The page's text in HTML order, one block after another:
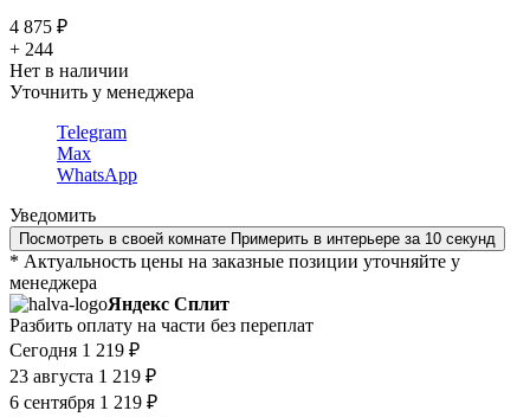
4 875 ₽
+ 244
Нет в наличии
Уточнить у менеджера
Telegram
Max
WhatsApp
Уведомить
Посмотреть в своей комнате Примерить в интерьере за 10 секунд
* Актуальность цены на заказные позиции уточняйте у
менеджера
Яндекс Сплит
Разбить оплату на части без переплат
Сегодня 1 219 ₽
23 августа 1 219 ₽
6 сентября 1 219 ₽